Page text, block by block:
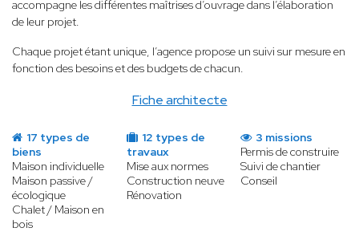
Fiche architecte
accompagne les différentes maîtrises d’ouvrage dans l’élaboration
de leur projet.
Chaque projet étant unique, l’agence propose un suivi sur mesure en
fonction des besoins et des budgets de chacun.
17 types de
biens
Maison individuelle
Maison passive /
écologique
Chalet / Maison en
bois
12 types de
travaux
Mise aux normes
Construction neuve
Rénovation
3 missions
Permis de construire
Suivi de chantier
Conseil